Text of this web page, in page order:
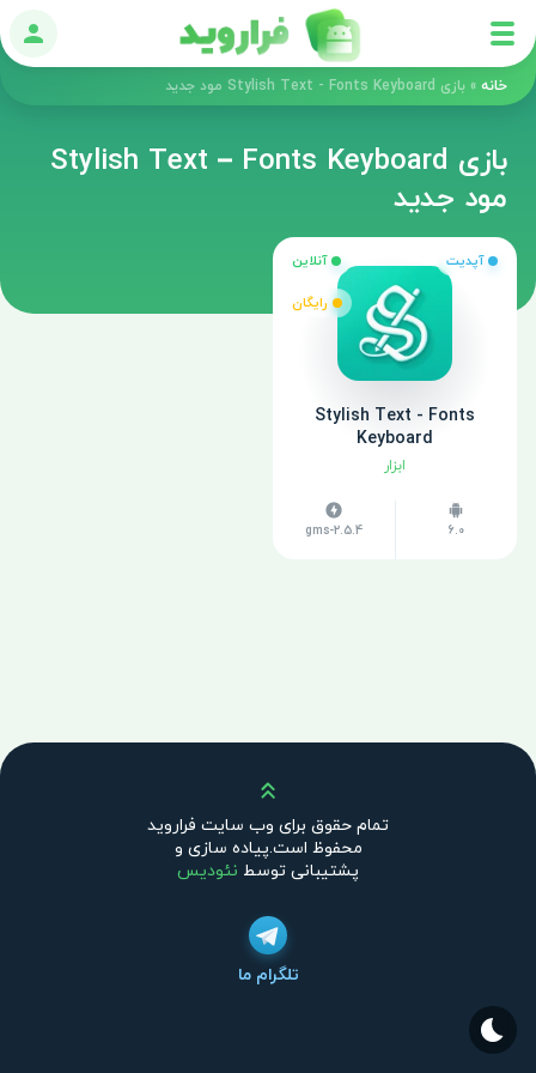
ورود
خانه » بازی Stylish Text - Fonts Keyboard مود جدید
بازی Stylish Text – Fonts Keyboard
مود جدید
آپدیت آنلاین
رایگان
Stylish Text - Fonts
Keyboard
ابزار
6.0
2.5.4-gms
بالا
تمام حقوق برای وب سایت فراروید
محفوظ است.پیاده سازی و
پشتیبانی توسط نئودیس
تلگرام ما